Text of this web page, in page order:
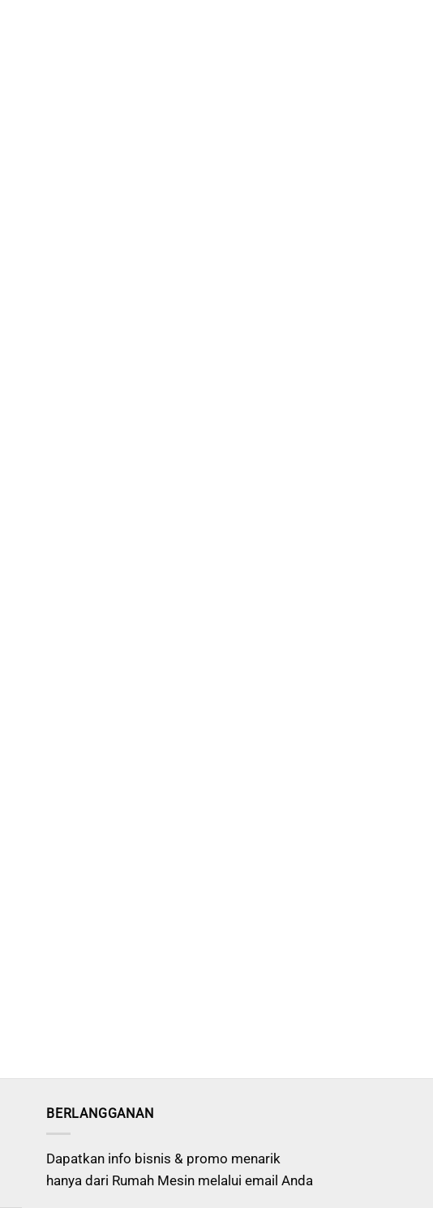
BERLANGGANAN
Dapatkan info bisnis & promo menarik
hanya dari Rumah Mesin melalui email Anda